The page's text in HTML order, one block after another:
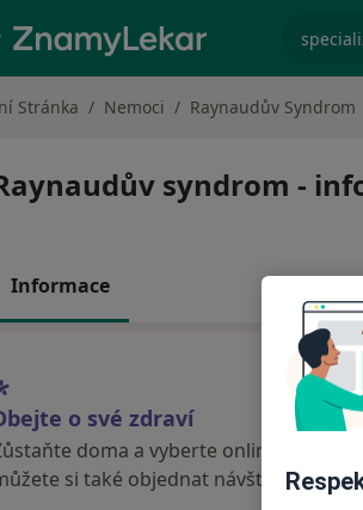
Stránka Nemoci Raynaudův Syndrom
syndrom -
Informace
o své zdraví
doma a vyberte online
si také objednat návštěvu v